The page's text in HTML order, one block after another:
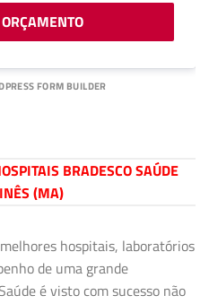
FORM BUILDER
BRADESCO SAÚDE
(MA)
hospitais, laboratórios
de uma grande
é visto com sucesso não